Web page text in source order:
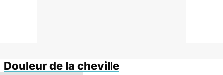
Douleur de la cheville